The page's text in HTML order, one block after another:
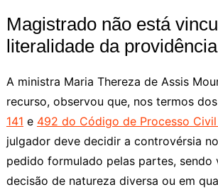
Magistrado não está
literalidade da
A ministra Maria Thereza de Assis
recurso, observou que, nos termos dos
141 e 492 do Código de Processo Civil
julgador deve decidir a controvérsia
pedido formulado pelas partes,
decisão de natureza diversa ou em